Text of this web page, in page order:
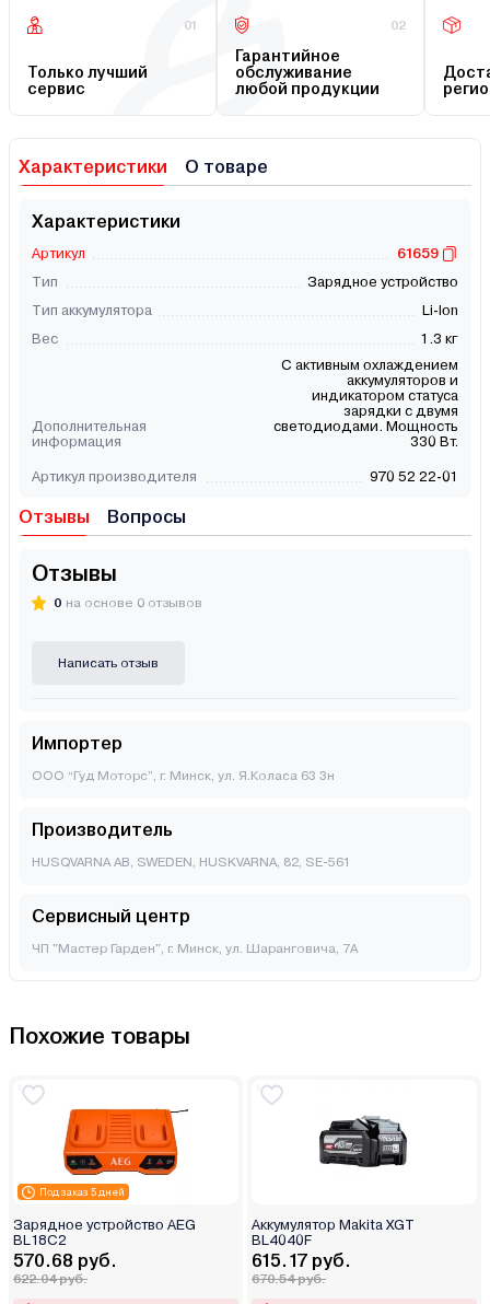
01
Только лучший
сервис
02
Гарантийное
обслуживание
любой продукции
Характеристики О товаре
Характеристики
Артикул
61659
Тип
Зарядное устройство
Тип аккумулятора
Li-Ion
Вес
1.3 кг
Дополнительная
информация
С активным охлаждением
аккумуляторов и
индикатором статуса
зарядки с двумя
светодиодами. Мощность
330 Вт.
Артикул производителя 970 52 22-01
Отзывы Вопросы
Отзывы
0 на основе 0 отзывов
Написать отзыв
Импортер
ООО “Гуд Моторс”, г. Минск, ул. Я.Коласа 63 3н
Производитель
HUSQVARNA AB, SWEDEN, HUSKVARNA, 82, SE-561
Сервисный центр
ЧП "Мастер Гарден", г. Минск, ул. Шаранговича, 7А
Похожие товары
Под заказ 5 дней
Зарядное устройство AEG
BL18C2
570.68 руб.
622.04 руб.
Аккумулятор Makita XGT
BL4040F
615.17 руб.
670.54 руб.